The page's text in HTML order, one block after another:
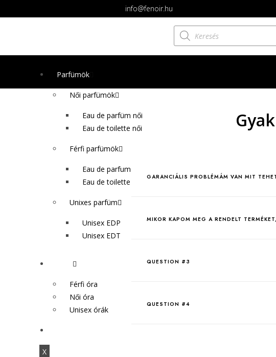
info@fenoir.hu
Parfümök
Női parfümök
Eau de parfüm női
Eau de toilette női
Férfi parfümök
Eau de parfum férfi
Eau de toilette férfi
Unixes parfüm
Unisex EDP
Unisex EDT
Férfi óra
Női óra
Unisex órák
X
GARANCIÁLIS PROBLÉMÁM VAN MIT
MIKOR KAPOM MEG A RENDELT
QUESTION #3
QUESTION #4